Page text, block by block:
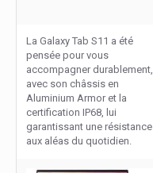
La Galaxy Tab S11 a été
pensée pour vous
accompagner durablement,
avec son châssis en
Aluminium Armor et la
certification IP68, lui
garantissant une résistance
aux aléas du quotidien.